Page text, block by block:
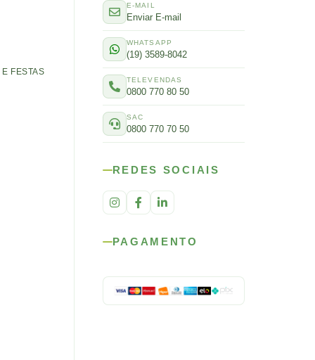
FESTAS
E-MAIL
Enviar E-mail
WHATSAPP
(19) 3589-8042
TELEVENDAS
0800 770 80 50
SAC
0800 770 70 50
REDES SOCIAIS
PAGAMENTO